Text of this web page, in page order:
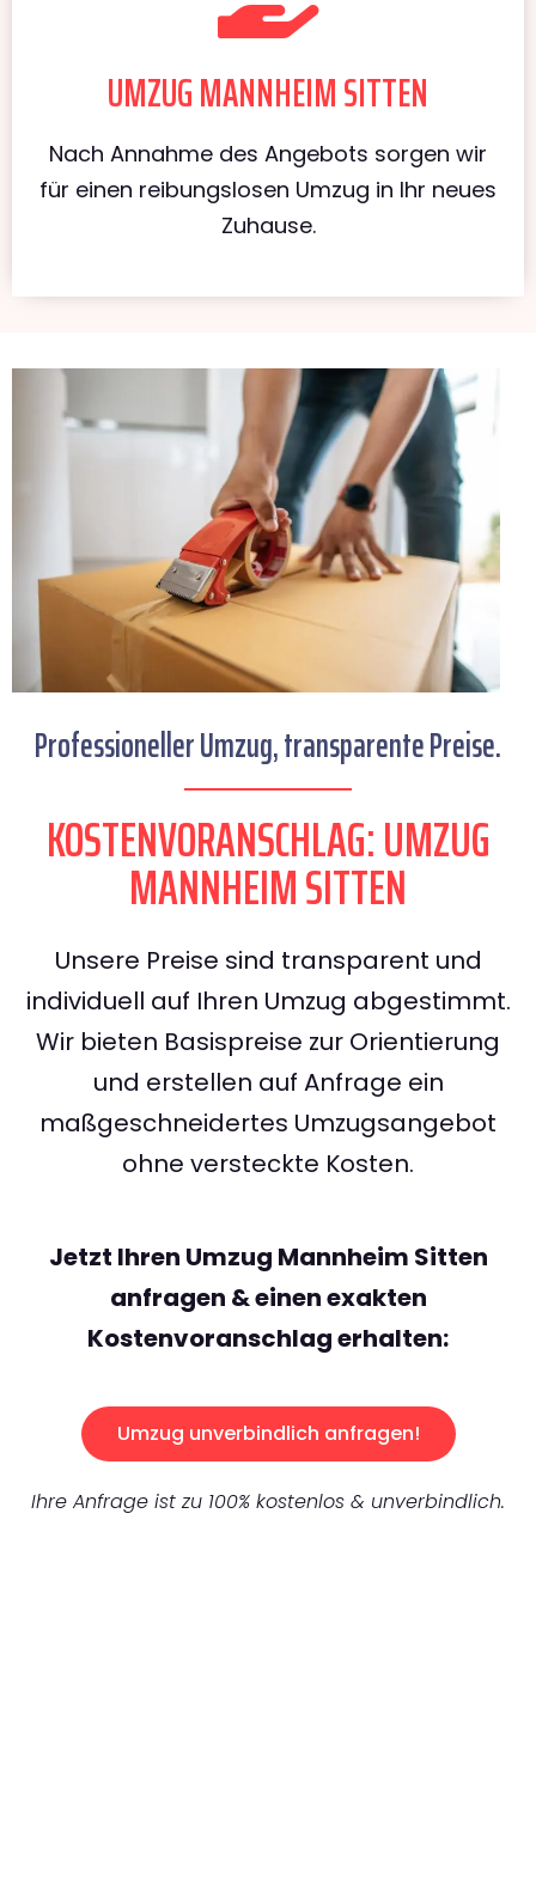
UMZUG MANNHEIM SITTEN
Nach Annahme des Angebots sorgen wir
für einen reibungslosen Umzug in Ihr neues
Zuhause.
Professioneller Umzug, transparente Preise.
KOSTENVORANSCHLAG: UMZUG
MANNHEIM SITTEN
Unsere Preise sind transparent und
individuell auf Ihren Umzug abgestimmt.
Wir bieten Basispreise zur Orientierung
und erstellen auf Anfrage ein
maßgeschneidertes Umzugsangebot
ohne versteckte Kosten.
Jetzt Ihren Umzug Mannheim Sitten
anfragen & einen exakten
Kostenvoranschlag erhalten:
Umzug unverbindlich anfragen!
Ihre Anfrage ist zu 100% kostenlos & unverbindlich.